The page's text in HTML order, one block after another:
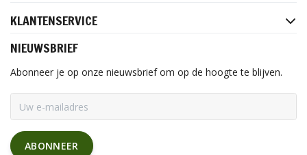
KLANTENSERVICE
NIEUWSBRIEF
Abonneer je op onze nieuwsbrief om op de hoogte te blijven.
ABONNEER